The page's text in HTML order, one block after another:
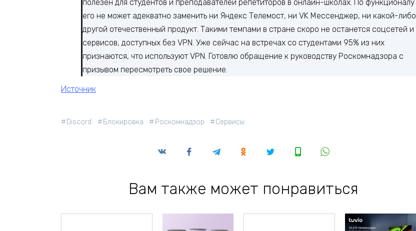
полезен для студентов и преподавателей репетиторов в онлайн-школах. По функционалу
его не может адекватно заменить ни Яндекс Телемост, ни VK Мессенджер, ни какой-либо
другой отечественный продукт. Такими темпами в стране скоро не останется соцсетей и
сервисов, доступных без VPN. Уже сейчас на встречах со студентами 95% из них
признаются, что используют VPN. Готовлю обращение к руководству Роскомнадзора с
призывом пересмотреть свое решение.
Источник
Discord Блокировка Роскомнадзор Сервисы
Вам также может понравиться